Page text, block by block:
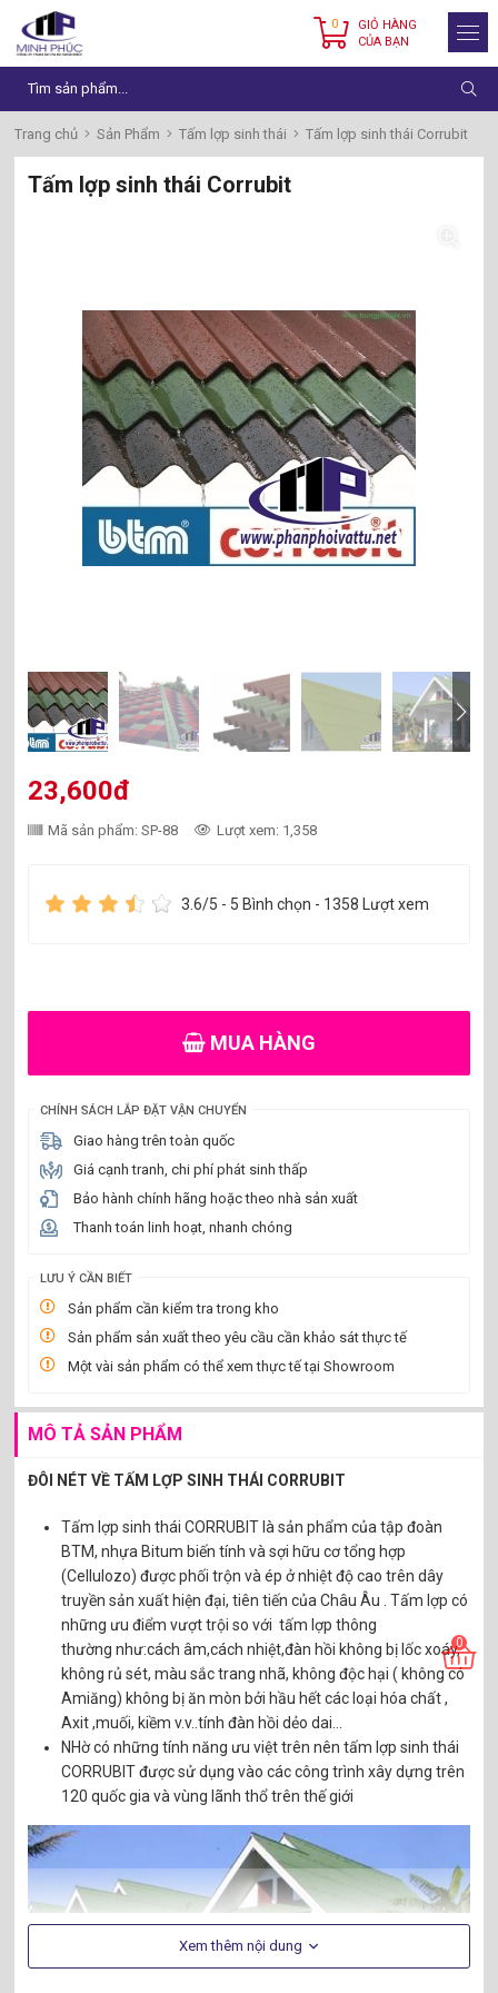
0
GIỎ HÀNG
CỦA BẠN
Trang chủ Sản Phẩm Tấm lợp sinh thái Tấm lợp sinh thái Corrubit
Tấm lợp sinh thái Corrubit
23,600đ
Mã sản phẩm: SP-88 Lượt xem: 1,358
3.6/5 - 5 Bình chọn - 1358 Lượt xem
MUA HÀNG
CHÍNH SÁCH LẮP ĐẶT VẬN CHUYỂN
Giao hàng trên toàn quốc
Giá cạnh tranh, chi phí phát sinh thấp
Bảo hành chính hãng hoặc theo nhà sản xuất
Thanh toán linh hoạt, nhanh chóng
LƯU Ý CẦN BIẾT
Sản phẩm cần kiểm tra trong kho
Sản phẩm sản xuất theo yêu cầu cần khảo sát thực tế
Một vài sản phẩm có thể xem thực tế tại Showroom
MÔ TẢ SẢN PHẨM
ĐÔI NÉT VỀ TẤM LỢP SINH THÁI CORRUBIT
Tấm lợp sinh thái CORRUBIT là sản phẩm của tập đoàn
BTM, nhựa Bitum biến tính và sợi hữu cơ tổng hợp
(Cellulozo) được phối trộn và ép ở nhiệt độ cao trên dây
truyền sản xuất hiện đại, tiên tiến của Châu Âu . Tấm lợp có
những ưu điểm vượt trội so với tấm lợp thông
thường như:cách âm,cách nhiệt,đàn hồi không bị lốc xoáy,
không rủ sét, màu sắc trang nhã, không độc hại ( không có
Amiăng) không bị ăn mòn bởi hầu hết các loại hóa chất ,
Axit ,muối, kiềm v.v..tính đàn hồi dẻo dai…
NHờ có những tính năng ưu việt trên nên tấm lợp sinh thái
CORRUBIT được sử dụng vào các công trình xây dựng trên
120 quốc gia và vùng lãnh thổ trên thế giới
Xem thêm nội dung
0